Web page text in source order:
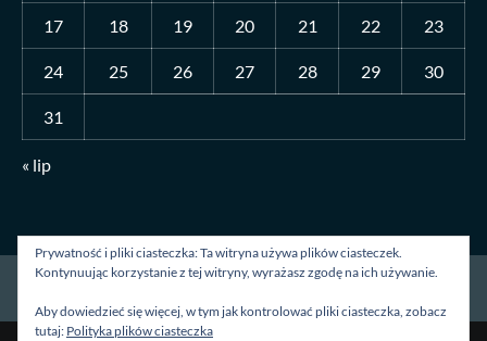
17 18 19 20 21 22 23
24 25 26 27 28 29 30
31
« lip
Strona główna O mnie Blog Kontakt
Prywatność i pliki ciasteczka: Ta witryna używa plików ciasteczek.
Kontynuując korzystanie z tej witryny, wyrażasz zgodę na ich używanie.
Aby dowiedzieć się więcej, w tym jak kontrolować pliki ciasteczka, zobacz
tutaj: Polityka plików ciasteczka